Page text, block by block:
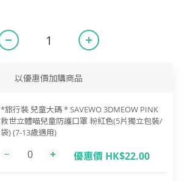
以優惠價加購商品
*旅行裝 兒童大碼 * SAVEWO 3DMEOW PINK
救世立體喵兒童防護口罩 粉紅色(5片獨立包裝/
袋) (7-13歲適用)
優惠價 HK$22.00